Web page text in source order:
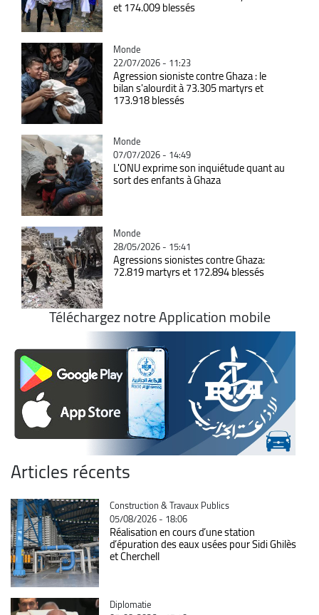
et 174.009 blessés
Catégorie
Monde
22/07/2026 - 11:23
Agression sioniste contre Ghaza : le
bilan s'alourdit à 73.305 martyrs et
173.918 blessés
Catégorie
Monde
07/07/2026 - 14:49
L'ONU exprime son inquiétude quant au
sort des enfants à Ghaza
Catégorie
Monde
28/05/2026 - 15:41
Agressions sionistes contre Ghaza:
72.819 martyrs et 172.894 blessés
Téléchargez notre Application mobile
Articles récents
Catégorie
Construction & Travaux Publics
05/08/2026 - 18:06
Réalisation en cours d’une station
d’épuration des eaux usées pour Sidi Ghilès
et Cherchell
Catégorie
Diplomatie